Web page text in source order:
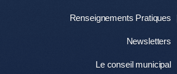
Renseignements Pratiques
Newsletters
Le conseil municipal